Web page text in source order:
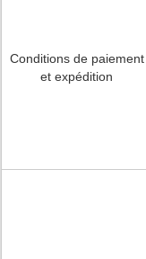
Conditions de paiement
et expédition